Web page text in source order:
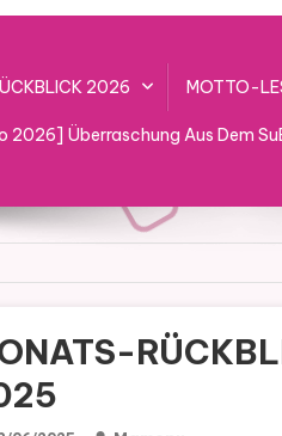
2026 MOTTO-
2026] Überraschung Aus Dem